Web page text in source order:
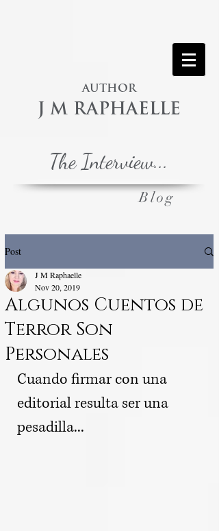
AUTHOR
J M RAPHAELLE
The Interview...
Blog
Post
Algunos Cuentos de
Terror Son
Personales
J M Raphaelle
Nov 20, 2019
Cuando firmar con una
editorial resulta ser una
pesadilla...